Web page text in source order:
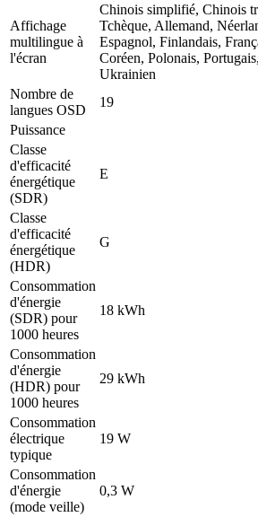
Affichage
multilingue à
l'écran
Chinois simplifié, Chinois
Tchèque, Allemand,
Espagnol, Finlandais,
Coréen, Polonais,
Ukrainien
Nombre de
langues OSD
19
Puissance
Classe
d'efficacité
énergétique
(SDR)
E
Classe
d'efficacité
énergétique
(HDR)
G
Consommation
d'énergie
(SDR) pour
1000 heures
18 kWh
Consommation
d'énergie
(HDR) pour
1000 heures
29 kWh
Consommation
électrique
typique
19 W
Consommation
d'énergie
(mode veille)
0,3 W